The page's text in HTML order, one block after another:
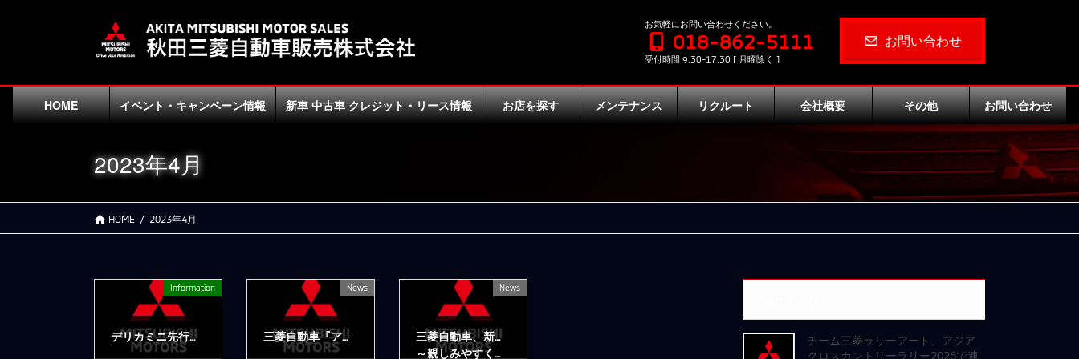
ツ
シ
お気軽にお問い合わせください。
018-862-5111
受付時間 9:30-17:30 [ 月曜除く ]
お問い合わせ
HOME イベント・キャンペーン情報 新車 中古車 クレジット・リース情報 お店を探す メンテナンス リクルート 会社概要 その他 お問い合わせ
2023年4月
HOME 2023年4月
Information
デリカミニ先行展示会のお知らせ【終了】
News
三菱自動車『アウトランダーPHEV』が2022年度のPHEVカテゴリー国内販売台数No.1を獲得
News
三菱自動車、新型軽スーパーハイトワゴン『デリカミニ』を5月に発売
～親しみやすく力強いSUVデザインと広くて便利な室内空間～
チーム三菱ラリーアート、アジア
クロスカントリーラリー2026で連